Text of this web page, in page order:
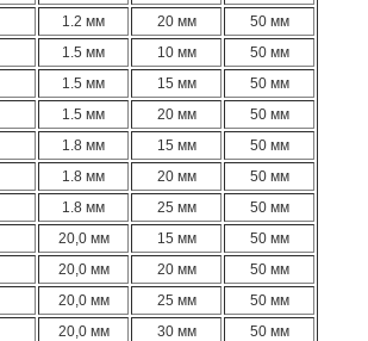
1.2 мм 20 мм
50 мм
1.5 мм 10 мм
50 мм
1.5 мм 15 мм
50 мм
1.5 мм 20 мм
50 мм
1.8 мм 15 мм
50 мм
1.8 мм 20 мм
50 мм
1.8 мм 25 мм
50 мм
20,0 мм 15 мм
50 мм
20,0 мм 20 мм
50 мм
20,0 мм 25 мм
50 мм
20,0 мм 30 мм
50 мм